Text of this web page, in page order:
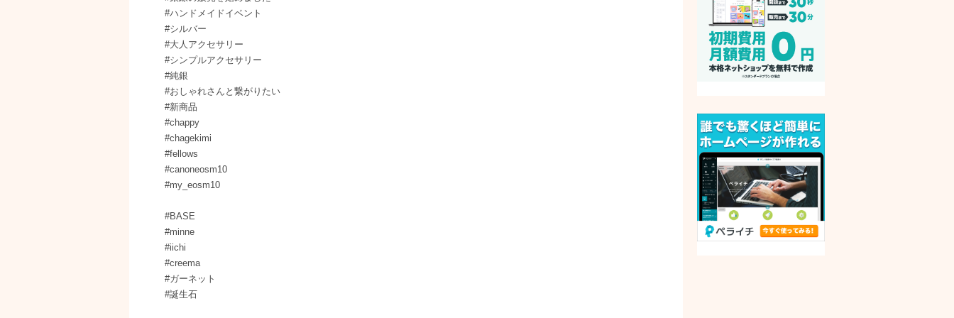
#ハンドメイドイベント
#シルバー
#大人アクセサリー
#シンプルアクセサリー
#純銀
#おしゃれさんと繋がりたい
#新商品
#chappy
#chagekimi
#fellows
#canoneosm10
#my_eosm10
#BASE
#minne
#iichi
#creema
#ガーネット
#誕生石